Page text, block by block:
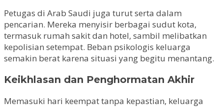
Petugas di Arab Saudi juga turut serta dalam
pencarian. Mereka menyisir berbagai sudut kota,
termasuk rumah sakit dan hotel, sambil melibatkan
kepolisian setempat. Beban psikologis keluarga
semakin berat karena situasi yang begitu menantang.
Keikhlasan dan Penghormatan Akhir
Memasuki hari keempat tanpa kepastian, keluarga